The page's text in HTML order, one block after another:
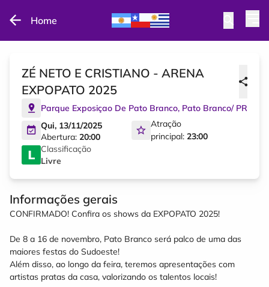
Home
ZÉ NETO E CRISTIANO - ARENA
EXPOPATO 2025
Parque Exposiçao De Pato Branco, Pato Branco/ PR
Qui, 13/11/2025
Abertura: 20:00
Atração
principal: 23:00
Classificação
Livre
Informações gerais
CONFIRMADO! Confira os shows da EXPOPATO 2025!
De 8 a 16 de novembro, Pato Branco será palco de uma das
maiores festas do Sudoeste!
Além disso, ao longo da feira, teremos apresentações com
artistas pratas da casa, valorizando os talentos locais!